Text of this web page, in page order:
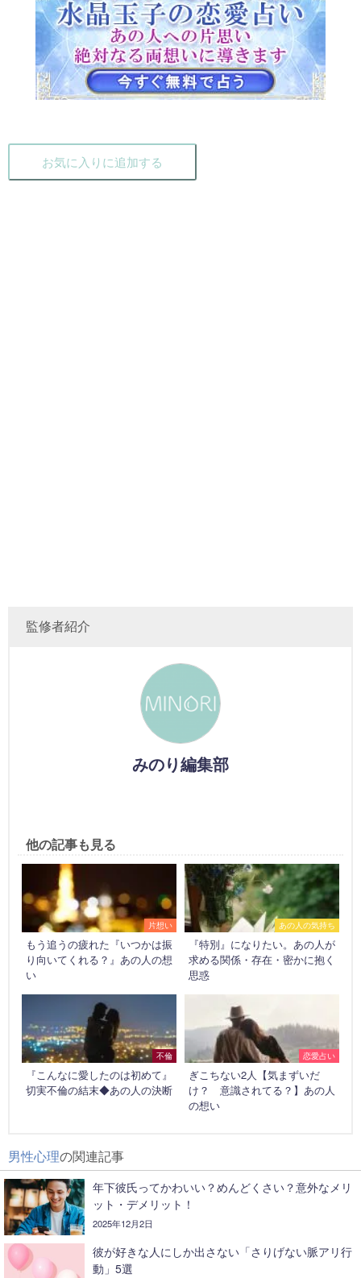
お気に入りに追加する
監修者紹介
みのり編集部
他の記事も見る
片想い
もう追うの疲れた『いつかは振
り向いてくれる？』あの人の想
い
あの人の気持ち
『特別』になりたい。あの人が
求める関係・存在・密かに抱く
思惑
不倫
『こんなに愛したのは初めて』
切実不倫の結末◆あの人の決断
恋愛占い
ぎこちない2人【気まずいだ
け？ 意識されてる？】あの人
の想い
男性心理の関連記事
年下彼氏ってかわいい？めんどくさい？意外なメリ
ット・デメリット！
2025年12月2日
彼が好きな人にしか出さない「さりげない脈アリ行
動」5選